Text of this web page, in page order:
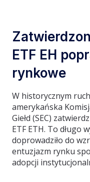
ETF EH
rynkowe
W historycznym
amerykańska
Giełd (SEC)
ETF ETH. To długo
doprowadziło do
entuzjazm rynku
adopcji